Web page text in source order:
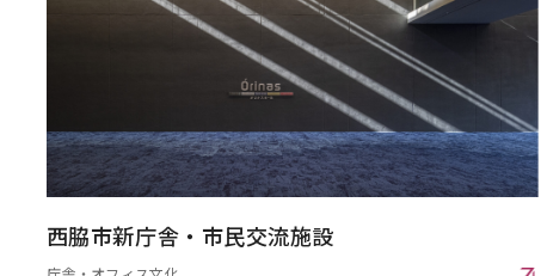
西脇市新庁舎・市民交流施設